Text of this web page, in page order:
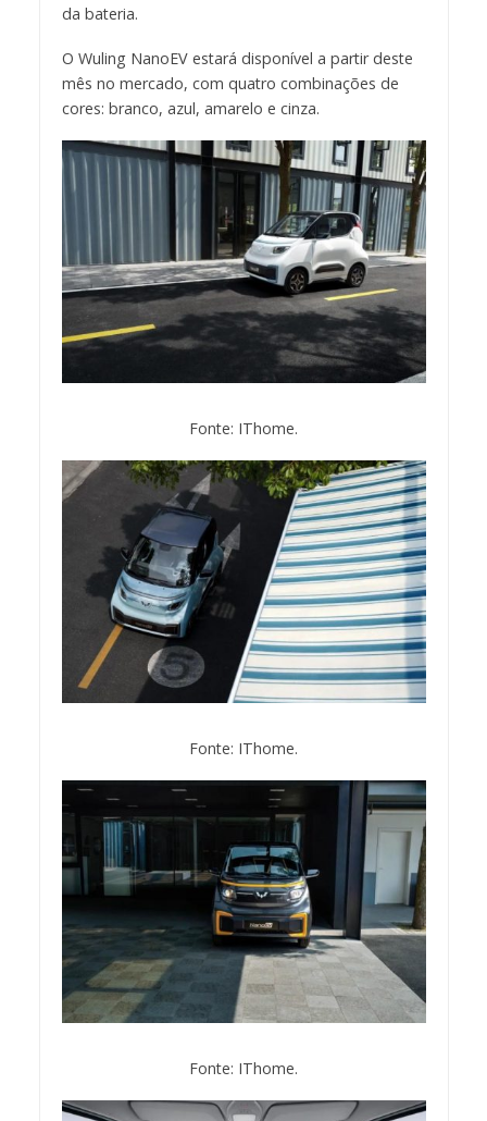
da bateria.
O Wuling NanoEV estará disponível a partir deste
mês no mercado, com quatro combinações de
cores: branco, azul, amarelo e cinza.
Fonte: IThome.
Fonte: IThome.
Fonte: IThome.